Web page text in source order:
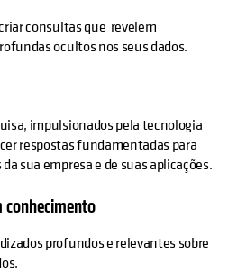
consultas que revelem
ocultos nos seus dados.
impulsionados pela tecnologia
respostas fundamentadas para
sua empresa e de suas aplicações.
conhecimento
profundos e relevantes sobre